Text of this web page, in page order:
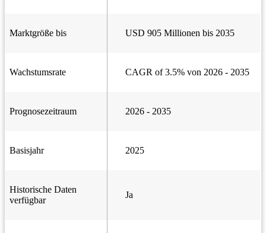
Marktgröße bis USD 905 Millionen bis 2035
Wachstumsrate CAGR of 3.5% von 2026 - 2035
Prognosezeitraum 2026 - 2035
Basisjahr 2025
Historische Daten
verfügbar
Ja